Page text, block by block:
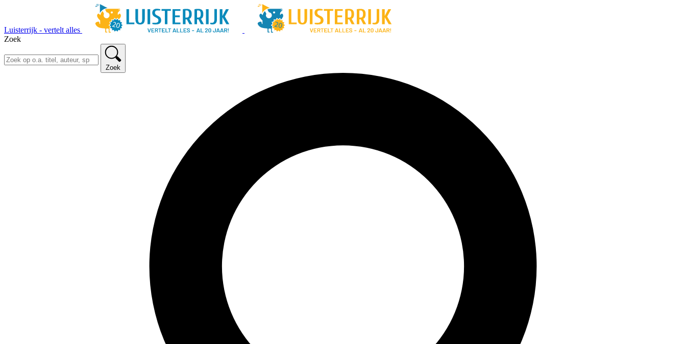
Luisterrijk - vertelt alles
Zoek
Zoek